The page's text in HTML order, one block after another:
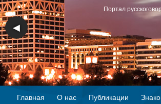
Портал
◀
Главная О нас Публикации